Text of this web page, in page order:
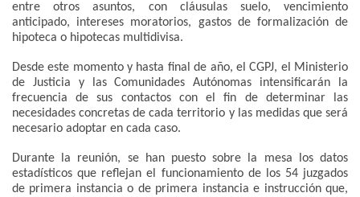
entre otros asuntos, con cláusulas suelo, vencimiento
anticipado, intereses moratorios, gastos de formalización de
hipoteca o hipotecas multidivisa.
Desde este momento y hasta final de año, el CGPJ, el Ministerio
de Justicia y las Comunidades Autónomas intensificarán la
frecuencia de sus contactos con el fin de determinar las
necesidades concretas de cada territorio y las medidas que será
necesario adoptar en cada caso.
Durante la reunión, se han puesto sobre la mesa los datos
estadísticos que reflejan el funcionamiento de los 54 juzgados
de primera instancia o de primera instancia e instrucción que,